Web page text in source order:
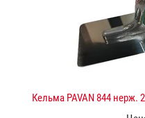
Кельма PAVAN 844 нерж.